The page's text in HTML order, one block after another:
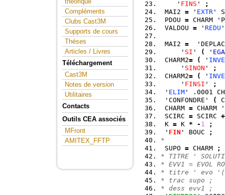
Compléments
Clubs Cast3M
Supports de cours
Thèses
Articles / Livres
Téléchargement
Cast3M
Notes de version
Utilitaires
Contacts
Outils CEA associés
MFront
AMITEX_FFTP
    '
FINS '
;
MAI2 = ' EXTR '
PDOU = CHARM
VALDOU = ' REDU
MAI2 =
     '
SI ' ( ' EGA
CHARM2= ( ' INVE
     '
SINON '
;
CHARM2= ( ' INVE
     '
FINSI '
;
' ELIM ' .0001
'CONFONDRE'
(
CHARM = CHARM '
SCIRC = SCIRC +
K = K * - 1
;
' FIN ' BOUC
;
SUPO = CHARM
;
*
* EVV1 =
* titre '
*
*